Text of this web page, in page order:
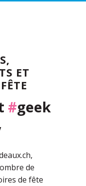
ET
#geek
de
de fête